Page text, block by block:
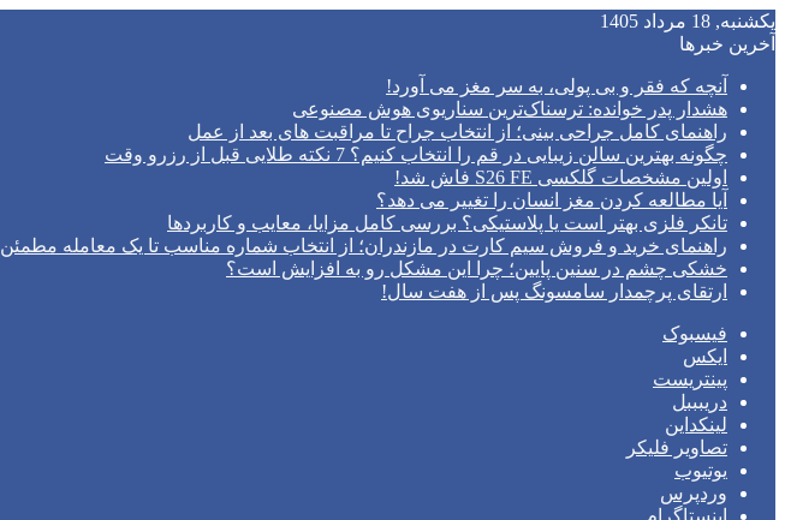
یکشنبه, 18 مرداد 1405
آخرین خبرها
آنچه که فقر و بی‌ پولی، به سر مغز می‌ آورد!
هشدار پدر خوانده: ترسناک‌ترین سناریوی هوش مصنوعی
راهنمای کامل جراحی بینی؛ از انتخاب جراح تا مراقبت های بعد از عمل
چگونه بهترین سالن زیبایی در قم را انتخاب کنیم؟ 7 نکته طلایی قبل از رزرو وقت
اولین مشخصات گلکسی S26 FE فاش شد!
آیا مطالعه کردن مغز انسان را تغییر می‌ دهد؟
تانکر فلزی بهتر است یا پلاستیکی؟ بررسی کامل مزایا، معایب و کاربردها
راهنمای خرید و فروش سیم کارت در مازندران؛ از انتخاب شماره مناسب تا یک معامله مطمئن
خشکی چشم در سنین پایین؛ چرا این مشکل رو به افزایش است؟
ارتقای پرچمدار سامسونگ پس از هفت سال!
فیسبوک
ایکس
پینتریست
دریبببل
لینکداین
تصاویر فلیکر
یوتیوب
وردپرس
اینستاگرام